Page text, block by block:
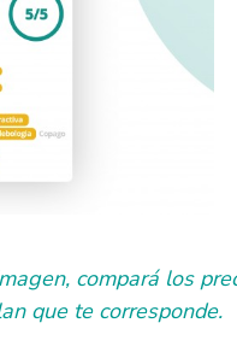
compará los
que te corresponde.